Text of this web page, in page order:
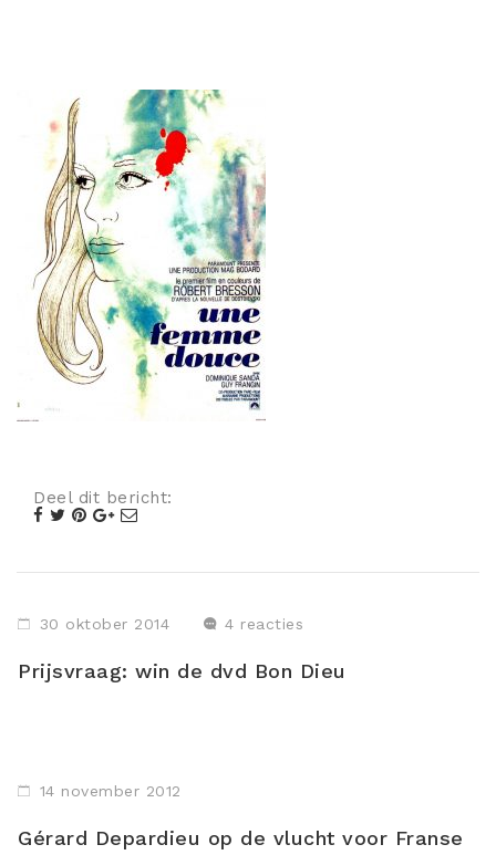
Misdaad
Musical
Oorlogsfilm
Romantische komedie
Thriller
Deel dit bericht:
30 oktober 2014 4 reacties
Prijsvraag: win de dvd Bon Dieu
14 november 2012
Gérard Depardieu op de vlucht voor Franse